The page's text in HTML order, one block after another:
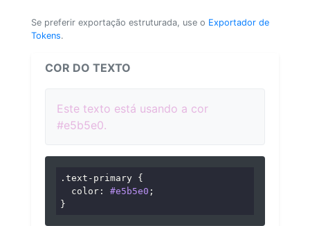
Se preferir exportação estruturada, use o Exportador de
Tokens.
COR DO TEXTO
Este texto está usando a cor
#e5b5e0.
.text-primary {
color : #e5b5e0 ;
}